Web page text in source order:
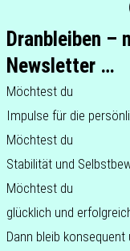
Dranbleiben –
Newsletter …
Möch­test du
Impul­se für die
Möch­test du
Sta­bi­li­tät und
Möch­test du
glück­lich und
Dann bleib kon­se­quent